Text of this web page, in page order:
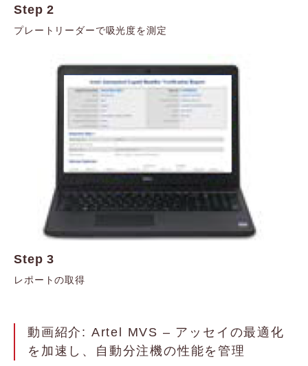
Step 2
プレートリーダーで吸光度を測定
Step 3
レポートの取得
動画紹介: Artel MVS – アッセイの最適化
を加速し、自動分注機の性能を管理